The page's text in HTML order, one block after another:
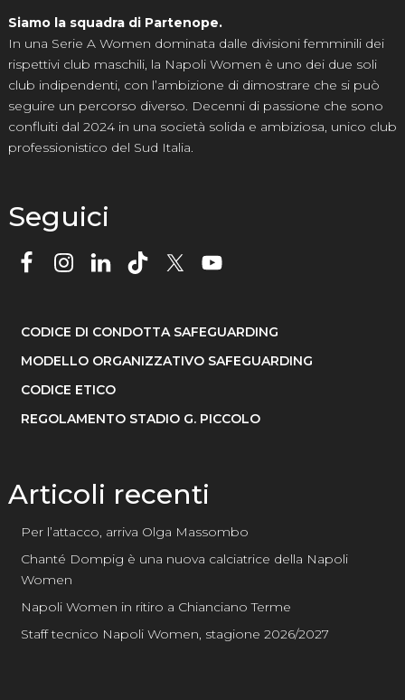
Siamo la squadra di Partenope.
In una Serie A Women dominata dalle divisioni femminili dei
rispettivi club maschili, la Napoli Women è uno dei due soli
club indipendenti, con l’ambizione di dimostrare che si può
seguire un percorso diverso. Decenni di passione che sono
confluiti dal 2024 in una società solida e ambiziosa, unico club
professionistico del Sud Italia.
Seguici
CODICE DI CONDOTTA SAFEGUARDING
MODELLO ORGANIZZATIVO SAFEGUARDING
CODICE ETICO
REGOLAMENTO STADIO G. PICCOLO
Articoli recenti
Per l’attacco, arriva Olga Massombo
Chanté Dompig è una nuova calciatrice della Napoli
Women
Napoli Women in ritiro a Chianciano Terme
Staff tecnico Napoli Women, stagione 2026/2027